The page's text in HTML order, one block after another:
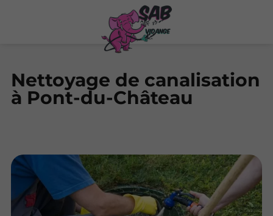
Nettoyage de canalisation
à Pont-du-Château